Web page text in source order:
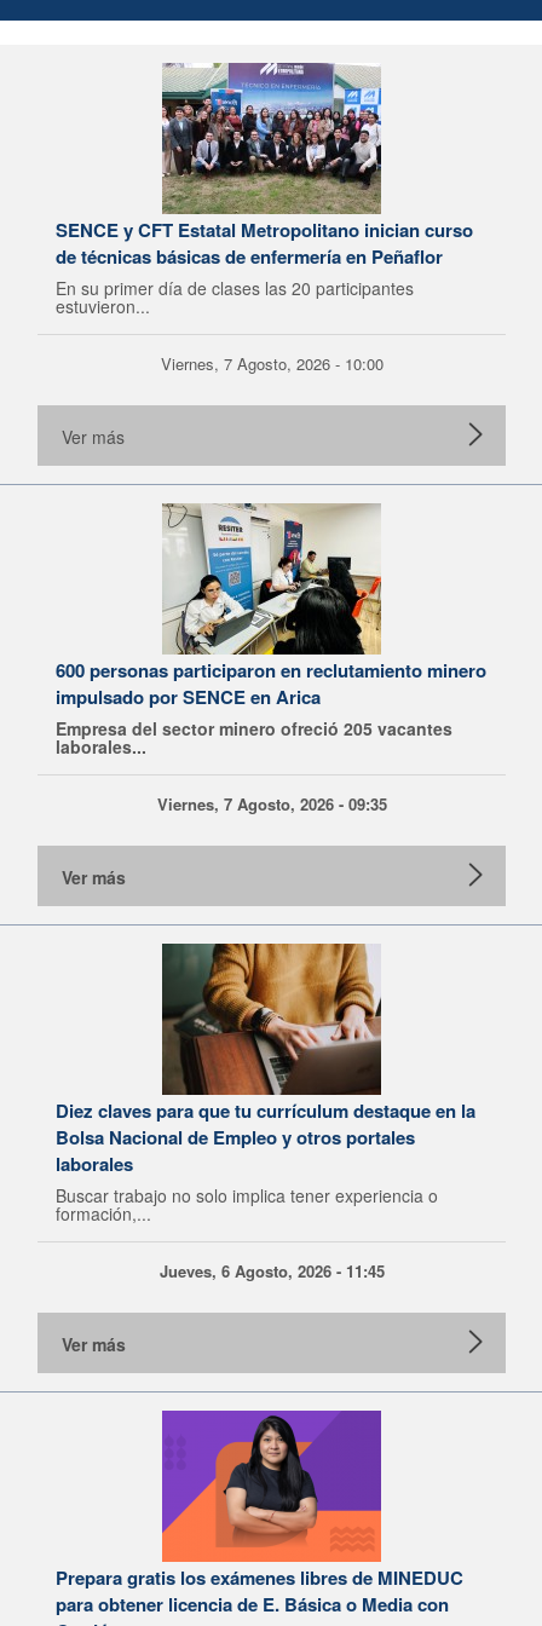
SENCE y CFT Estatal Metropolitano inician curso
de técnicas básicas de enfermería en Peñaflor
En su primer día de clases las 20 participantes
estuvieron...
Viernes, 7 Agosto, 2026 - 10:00
Ver más
600 personas participaron en reclutamiento minero
impulsado por SENCE en Arica
Empresa del sector minero ofreció 205 vacantes
laborales...
Viernes, 7 Agosto, 2026 - 09:35
Ver más
Diez claves para que tu currículum destaque en la
Bolsa Nacional de Empleo y otros portales
laborales
Buscar trabajo no solo implica tener experiencia o
formación,...
Jueves, 6 Agosto, 2026 - 11:45
Ver más
Prepara gratis los exámenes libres de MINEDUC
para obtener licencia de E. Básica o Media con